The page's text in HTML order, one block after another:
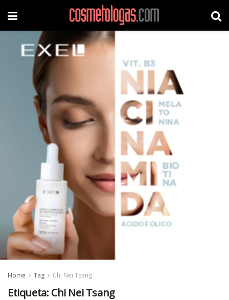
Home Tag Chi Nei Tsang
Etiqueta: Chi Nei Tsang